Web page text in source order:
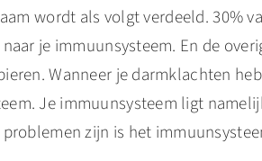
wordt als volgt verdeeld. 30%
je immuunsysteem. En de
Wanneer je darmklachten
Je immuunsysteem ligt
problemen zijn is het